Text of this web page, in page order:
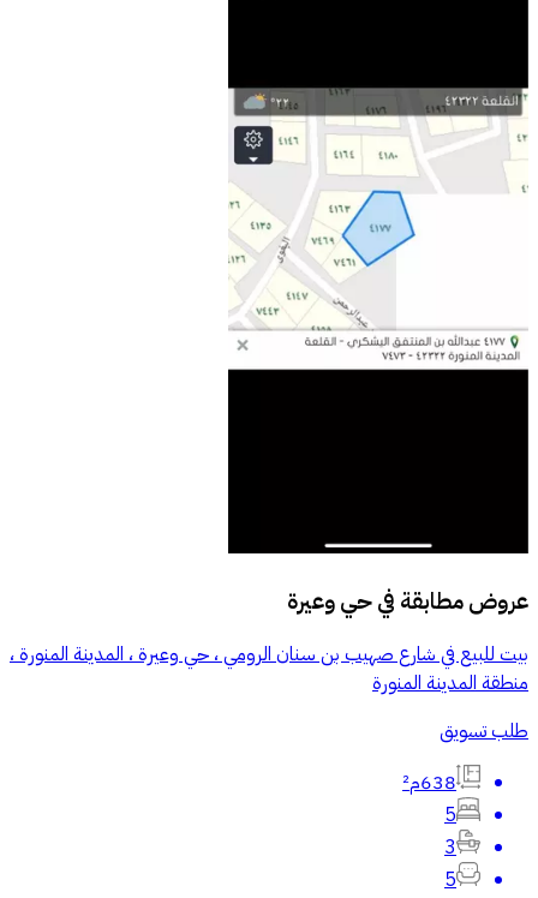
عروض مطابقة فيحي وعيرة
بيت للبيع في شارع صهيب بن سنان الرومي ، حي وعيرة ، المدينة المنورة ،
منطقة المدينة المنورة
طلب تسويق
638م²
5
3
5